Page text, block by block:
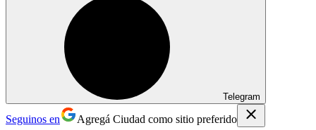
Telegram
Seguinos en Agregá Ciudad como sitio preferido